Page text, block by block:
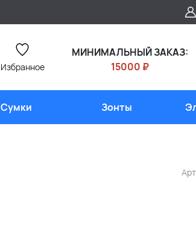
Избранное
МИНИМАЛЬНЫЙ ЗАКАЗ:
15000 ₽
Сумки Зонты